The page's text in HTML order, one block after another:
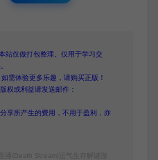
站仅做打包整理。仅用于学习交
需体验更多乐趣，请购买正版！
权或利益请发送邮件：
享所产生的费用，不用于盈利，亦
播(Death Stream)运气生存解谜游